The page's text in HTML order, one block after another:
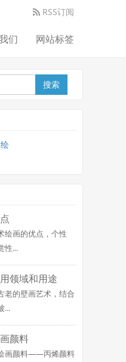
RSS订阅
们 网站标签
搜索
绘画的优点，个性
性...
领域和用途
老的壁画艺术，结合
...
颜料
画颜料——丙烯颜料